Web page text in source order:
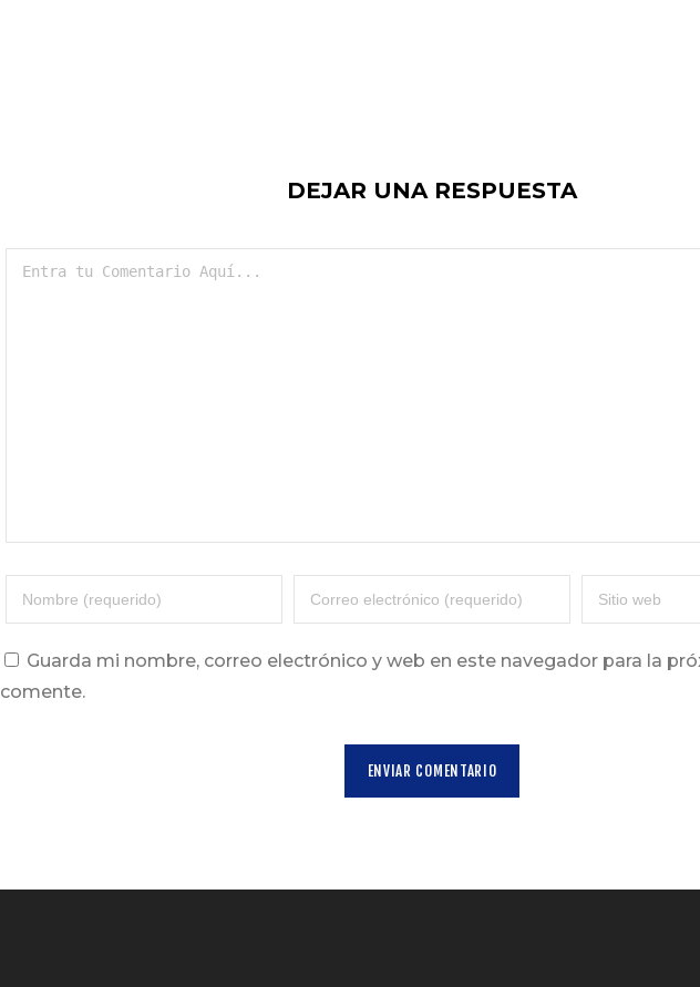
DEJAR UNA RESPUESTA
Guarda mi nombre, correo electrónico y web en este navegador para la
comente.